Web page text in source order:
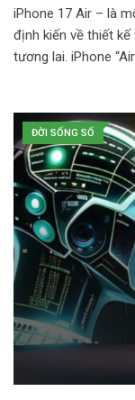
iPhone 17 Air – là
định kiến về thiết
tương lai. iPhone
ĐỜI SỐNG SỐ